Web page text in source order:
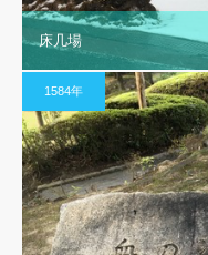
床几場
1584年